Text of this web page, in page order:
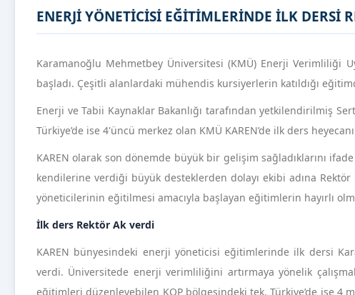
ENERJİ YÖNETİCİSİ EĞİTİMLERİNDE İLK DERSİ
Karamanoğlu Mehmetbey Üniversitesi (KMÜ) Enerji Verimliliği
başladı. Çeşitli alanlardaki mühendis kursiyerlerin katıldığı
Enerji ve Tabii Kaynaklar Bakanlığı tarafından yetkilendirilmiş
Türkiye’de ise 4'üncü merkez olan KMÜ KAREN’de ilk ders
KAREN olarak son dönemde büyük bir gelişim sağladıklarını
kendilerine verdiği büyük desteklerden dolayı ekibi adına
yöneticilerinin eğitilmesi amacıyla başlayan eğitimlerin hayırlı
İlk ders Rektör Ak verdi
KAREN bünyesindeki enerji yöneticisi eğitimlerinde ilk dersi
verdi. Üniversitede enerji verimliliğini artırmaya yönelik
eğitimleri düzenleyebilen KOP bölgesindeki tek, Türkiye’de ise 4